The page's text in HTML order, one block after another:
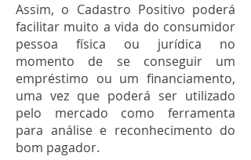
Assim, o Cadastro Positivo poderá
facilitar muito a vida do consumidor
pessoa física ou jurídica no
momento de se conseguir um
empréstimo ou um financiamento,
uma vez que poderá ser utilizado
pelo mercado como ferramenta
para análise e reconhecimento do
bom pagador.